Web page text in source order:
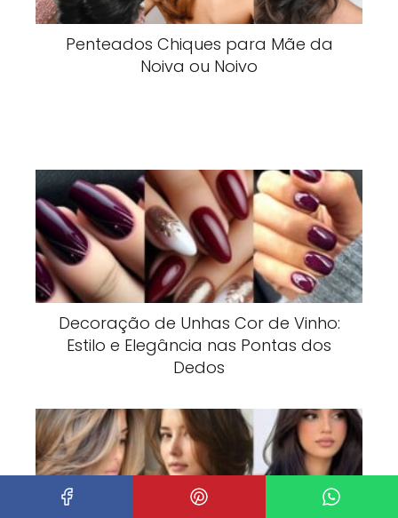
Penteados Chiques para Mãe da
Noiva ou Noivo
Decoração de Unhas Cor de Vinho:
Estilo e Elegância nas Pontas dos
Dedos